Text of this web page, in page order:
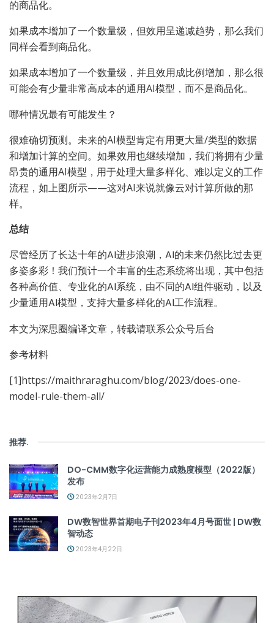
的商品化。
如果成本增加了一个数量级，但效用呈递减趋势，那么我们
同样会看到商品化。
如果成本增加了一个数量级，并且效用成比例增加，那么很
可能会有少量非常高成本的通用AI模型，而不是商品化。
哪种情况最有可能发生？
很难确切预测。未来的AI模型肯定有用更大量/类型的数据
和增加计算的空间。如果效用也继续增加，我们将拥有少量
昂贵的通用AI模型，用于处理大量多样化、难以定义的工作
流程，如上图所示——这对AI来说就像云对计算所做的那
样。
总结
尽管经历了长达十年的AI进步浪潮，AI的未来仍然比过去更
多姿多彩！我们预计一个丰富的生态系统将出现，其中包括
各种高价值、专业化的AI系统，由不同的AI组件驱动，以及
少量通用AI模型，支持大量多样化的AI工作流程。
本文为深思圈编译文章，转载请联系公众号后台
参考材料
[1]https://maithraraghu.com/blog/2023/does-one-
model-rule-them-all/
推荐.
DO-CMM数字化运营能力成熟度模型（2022版）
发布
2023年2月7日
DW数智世界首期电子刊2023年4月号面世 | DW数
智动态
2023年4月22日